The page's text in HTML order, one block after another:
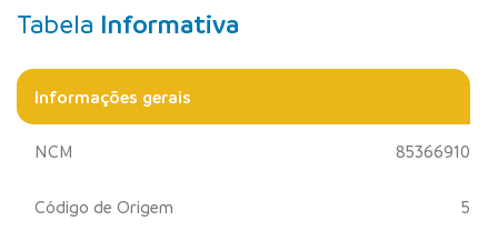
Tabela Informativa
Informações gerais
NCM 85366910
Código de Origem 5